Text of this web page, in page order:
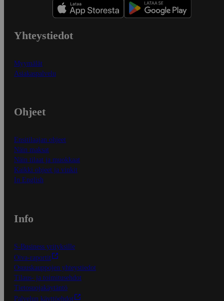
Yhteystiedot
Myymälät
Asiakaspalvelu
Ohjeet
Ensitilaajan ohjeet
Näin maksat
Näin tilaat ja muokkaat
Kaikki ohjeet ja vinkit
In English
Info
S-Business yrityksille
Oiva-raportit
Osuuskauppojen yhteystiedot
Tilaus- ja toimitusehdot
Tietosuojakäytäntö
Palvelun käyttöehdot